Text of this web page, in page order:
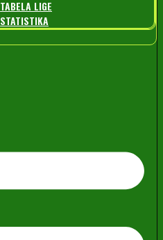
TABELA LIGE
STATISTIKA